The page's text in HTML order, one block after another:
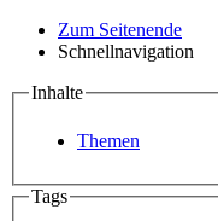
Zum Seitenende
Schnellnavigation
Inhalte
Themen
Tags